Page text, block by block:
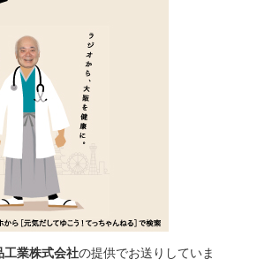
工業株式会社の提供でお送りしていま